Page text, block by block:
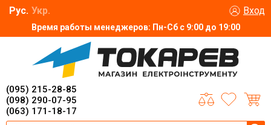
Время работы менеджеров: Пн-Сб с 9:00 до 19:00
Рус. Укр. Вход
(095) 215-28-85
(098) 290-07-95
(063) 171-18-17